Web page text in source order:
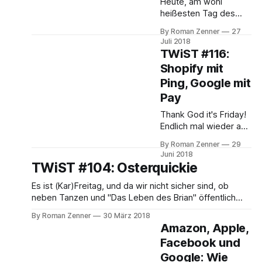
sehr interessanten
Nachricht begonnen:
Die Mayersche und
Thalia fusionieren. Wir
hatten ja vor einiger
Zeit in unserer Analyse
des
heißesten Tag des
schneller, kleiner
Shoptech-Rückblick. In
dieser Woche gab es
einige
Herstellerkonferenzen,
allen voran die Google
Cloud Next 18 und die
eBay Open. Bei
Google beschäftigte
man sich vor allem mit
dem Thema
serverless, baut dazu
Functions aus und hat
By Roman Zenner
27
Juli 2018
TWiST #116:
Shopify mit
Ping, Google mit
Pay
Thank God it's Friday!
Endlich mal wieder auf
zurückblicken! Wobei
es in dieser Woche
eher ruhiger war und
die Branche für die K5-
Konferenz nächste
scheint. Für Shopify-
Händler gibt es mit
Shopify Ping nun eine
By Roman Zenner
29
Juni 2018
TWiST #104: Osterquickie
Es ist (Kar)Freitag, und da wir nicht sicher sind, ob
neben Tanzen und "Das Leben des Brian" öffentlich
eine winzig kleine Osterausgabe: Diese Woche wichtig:
* Google bringt "Transactions on Google" nach
By Roman Zenner 30 März 2018
Amazon, Apple,
Facebook und
Google: Wie